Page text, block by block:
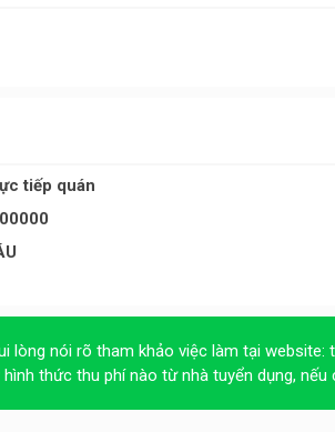
tiếp quán
lòng nói rõ tham khảo việc làm tại website:
thức thu phí nào từ nhà tuyển dụng,